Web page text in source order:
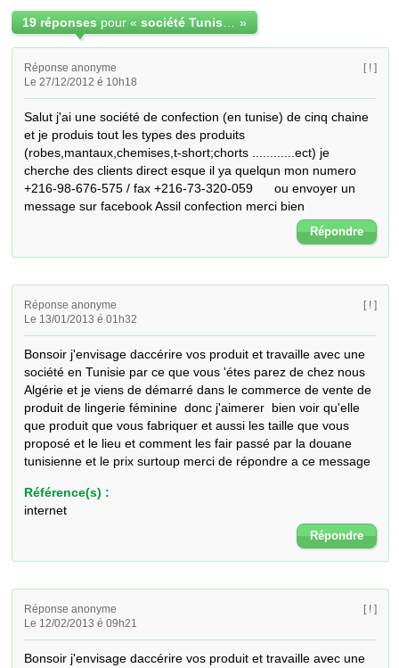
19 réponses pour « »
Réponse anonyme
Le 27/12/2012 é 10h18
[ ! ]
Salut j'ai une société de confection (en tunise) de cinq chaine
et je produis tout les types des produits
(robes,mantaux,chemises,t-short;chorts ............ect) je
cherche des clients direct esque il ya quelqun mon numero
+216-98-676-575 / fax +216-73-320-059      ou envoyer un
message sur facebook Assil confection merci bien
Répondre
Réponse anonyme
Le 13/01/2013 é 01h32
[ ! ]
Bonsoir j'envisage daccérire vos produit et travaille avec une
société en Tunisie par ce que vous 'étes parez de chez nous
Algérie et je viens de démarré dans le commerce de vente de
produit de lingerie féminine  donc j'aimerer  bien voir qu'elle
que produit que vous fabriquer et aussi les taille que vous
proposé et le lieu et comment les fair passé par la douane
tunisienne et le prix surtoup merci de répondre a ce message
Référence(s) :
internet
Répondre
Réponse anonyme
Le 12/02/2013 é 09h21
[ ! ]
Bonsoir j'envisage daccérire vos produit et travaille avec une